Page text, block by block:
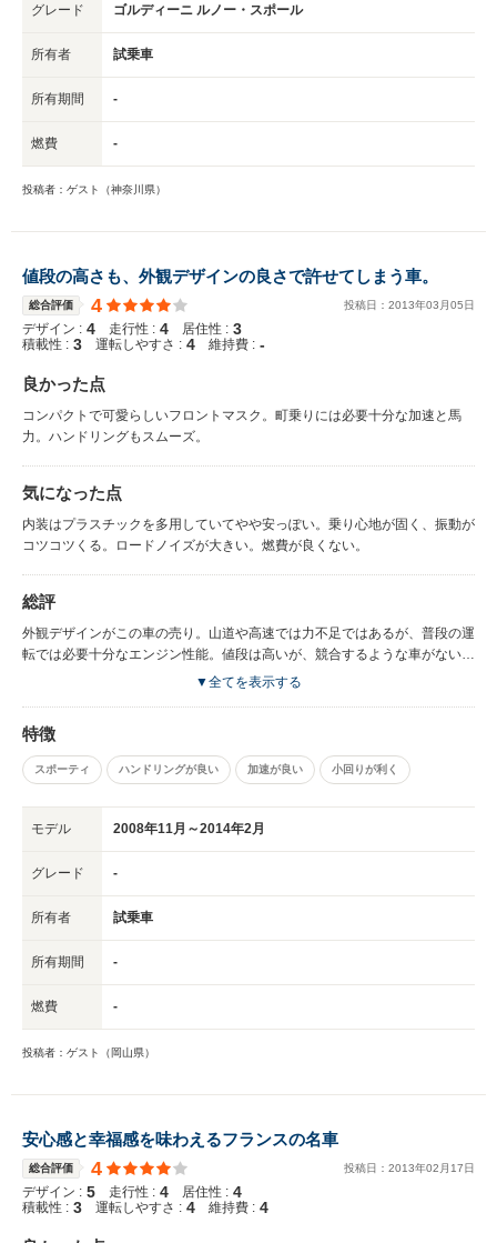
ディにしては、大きな排気量を持つ、1.6リッター直4エンジン。エンジンル
ームを覗くと、エアークリーナーボックスに「ルノー・スポール」の刻印が
物語るとおり、圧縮比や吸排気系などは、「ルノー・スポール」がチューニ
ングを担当しています。 最高出力134ps/6750rpm、最大トルク
16.3kgm/4400rpmというスペックは、旧型と変わりませんが、車重は、
30kgの軽量化が図られ、1090kg。1ｔのボディに134psはホットハッチと
名乗るのには十分過ぎる余裕があります。 エンジンは、100psを発生する
1148cc、直4ターボの「トゥインゴGT」とは、始動した瞬間から明らかに
違う凄みを感じます。「トゥインゴGT」もホットハッチとして、楽しめま
やはり、一般道ではなく、空いた東名高速道路に乗り、ETCレーンを抜け、
一気にアクセルを底まで踏み付けますと、195/40R17というハイグリップ
タイヤが、一瞬悲鳴を上げ、「グウィーン」というややガサついたクラシカ
ルな音色と共に、猛進。6000rpmを超えてもまだ勢いはとどまらず、
7200rpm弱まで吹け上がります。（6500rpmでシフトアップを促すワーニ
ングが点灯。）2速では、すでに100km/hあたりまで速度が伸び、5速
100km/hの法定速度に則った運転に徹しましたが、ローギアードのこのミッ
ションは、100km/h巡航で、3200rpmも回るので、少々ノイジー。クルマに
理解のない同乗者がいる場合は、「うるさい」と言われてしまうかも知れま
硬く、跳ねるようなシーンもありますが、高速道路では、十分なストローク
を感じられ、道路の継ぎ目でも不快なダンピングはありません。 旧式の
「トゥインゴ・ルノー・スポール」では、いかなるシーンでも、“とにかく
グレード ゴルディーニ ルノー・スポール
所有者 試乗車
所有期間 -
燃費 -
投稿者：ゲスト（神奈川県）
値段の高さも、外観デザインの良さで許せてしまう車。
総合評価 4 投稿日： 2013年03 月05日
デザイン : 4 走行性 : 4 居住性 : 3
積載性 : 3 運転しやすさ : 4 維持費 : -
良かった点
コンパクトで可愛らしいフロントマスク。町乗りには必要十分な加速と馬
力。ハンドリングもスムーズ。
気になった点
内装はプラスチックを多用していてやや安っぽい。乗り心地が固く、振動が
コツコツくる。ロードノイズが大きい。燃費が良くない。
総評
外観デザインがこの車の売り。山道や高速では力不足ではあるが、普段の運
転では必要十分なエンジン性能。値段は高いが、競合するような車がないた
▼全てを表示する
特徴
スポーティ ハンドリングが良い 加速が良い 小回りが利く
モデル 2008年11月～2014年2月
グレード -
所有者 試乗車
所有期間 -
燃費 -
投稿者：ゲスト（岡山県）
安心感と幸福感を味わえるフランスの名車
総合評価 4 投稿日： 2013年02 月 17日
デザイン : 5 走行性 : 4 居住性 : 4
積載性 : 3 運転しやすさ : 4 維持費 : 4